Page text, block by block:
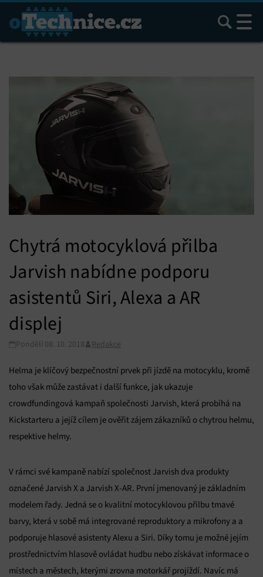
Hledat
Chytrá motocyklová přilba
Jarvish nabídne podporu
asistentů Siri, Alexa a AR
displej
Pondělí 08. 10. 2018 Redakce
Helma je klíčový bezpečnostní prvek při jízdě na motocyklu, kromě
toho však může zastávat i další funkce, jak ukazuje
crowdfundingová kampaň společnosti Jarvish, která probíhá na
Kickstarteru a jejíž cílem je ověřit zájem zákazníků o chytrou helmu,
respektive helmy.
V rámci své kampaně nabízí společnost Jarvish dva produkty
označené Jarvish X a Jarvish X-AR. První jmenovaný je základním
modelem řady. Jedná se o kvalitní motocyklovou přilbu tmavé
barvy, která v sobě má integrované reproduktory a mikrofony a a
podporuje hlasové asistenty Alexu a Siri. Díky tomu je možné jejím
prostřednictvím hlasově ovládat hudbu nebo získávat informace o
místech a městech, kterými zrovna motorkář projíždí. Navíc má